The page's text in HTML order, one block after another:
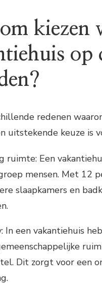
kiezen
op
redenen
uitstekende keuze is
ruimte: Een
mensen. Met 12
slaapkamers en
In een vakantiehuis
Dit zorgt voor een